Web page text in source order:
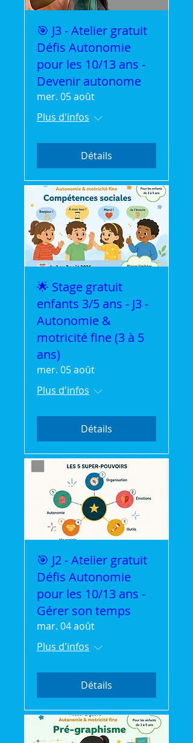
🎯 J3 - Atelier gratuit
Défis Autonomie
pour les 10/13 ans -
Devenir autonome
mer. 05 août
Plus d'infos
Détails
🌟 Stage gratuit
enfants 3/5 ans - J3 -
Autonomie &
motricité fine (3 à 5
ans)
mer. 05 août
Plus d'infos
Détails
🎯 J2 - Atelier gratuit
Défis Autonomie
pour les 10/13 ans -
Gérer son temps
mar. 04 août
Plus d'infos
Détails